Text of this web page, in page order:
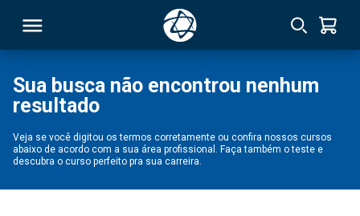
Sua busca não encontrou nenhum
resultado
Veja se você digitou os termos corretamente ou confira nossos cursos
abaixo de acordo com a sua área profissional. Faça também o teste e
descubra o curso perfeito pra sua carreira.